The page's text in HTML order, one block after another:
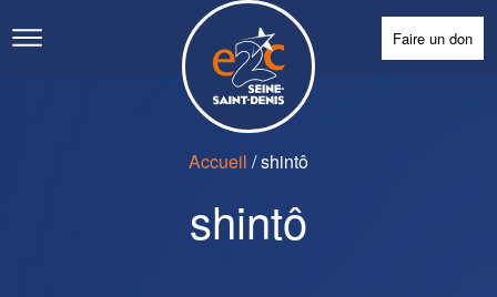
Faire un don
Accueil /shintô
shintô